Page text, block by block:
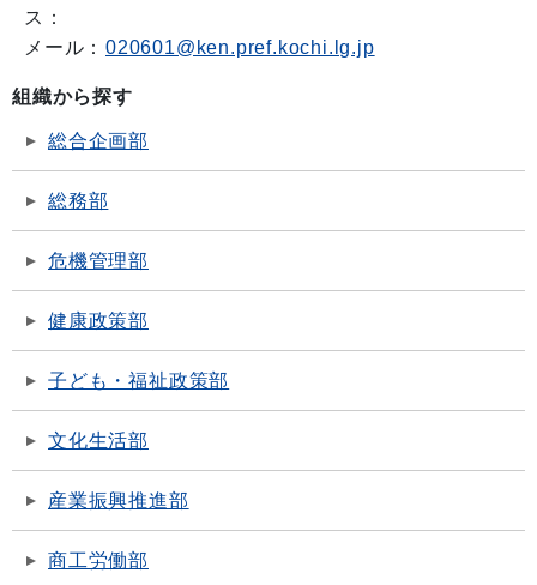
ス：
メール： 020601@ken.pref.kochi.lg.jp
組織から探す
総合企画部
総務部
危機管理部
健康政策部
子ども・福祉政策部
文化生活部
産業振興推進部
商工労働部